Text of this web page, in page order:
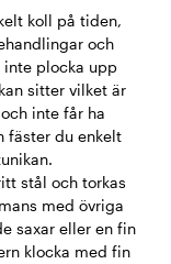
koll på tiden,
och
inte plocka upp
sitter vilket är
inte får ha
fäster du enkelt
stål och torkas
med övriga
saxar eller en fin
klocka med fin